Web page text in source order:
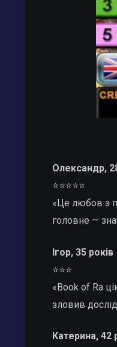
Олександр,
⭐⭐⭐⭐⭐
«Це любов з
головне —
Ігор, 35 років
⭐⭐⭐
«Book of Ra
зловив
Катерина, 42